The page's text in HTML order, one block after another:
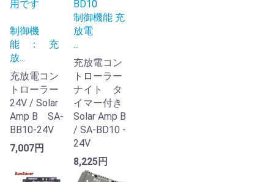
用です
制御機
能 ： 充
放...
充放電コン
トローラー
24V / Solar
Amp B SA-
BB10-24V
7,007円
BD10
制御機能 充
放電
...
充放電コン
トローラー
ナイト タ
イマー付き
Solar Amp B
/ SA-BD10 -
24V
8,225円